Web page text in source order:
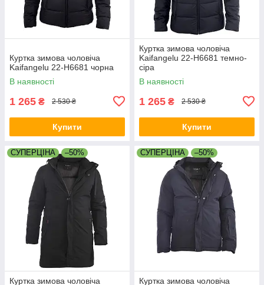
Куртка зимова чоловіча
Kaifangelu 22-H6681 чорна
В наявності
1 265 ₴ 2 530 ₴
Купити
Куртка зимова чоловіча
Kaifangelu 22-H6681 темно-
сіра
В наявності
1 265 ₴ 2 530 ₴
Купити
СУПЕРЦІНА –50%
Куртка зимова чоловіча
СУПЕРЦІНА –50%
Куртка зимова чоловіча